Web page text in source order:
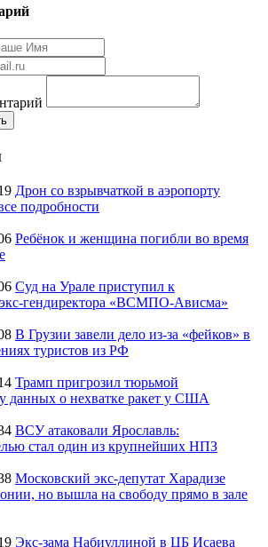
Дрон со взрывчаткой в аэропорту
подробности
Ребёнок и женщина погибли во время
Суд на Урале приступил к
гендиректора «ВСМПО-Ависма»
В Грузии завели дело из-за «фейков» в
туристов из РФ
Трамп пригрозил тюрьмой
данных о нехватке ракет у США
ВСУ атаковали Ярославль:
стал один из крупнейших НПЗ
Московский экс-депутат Харадизе
но вышла на свободу прямо в зале
Экс-зама Набиуллиной в ЦБ Исаева